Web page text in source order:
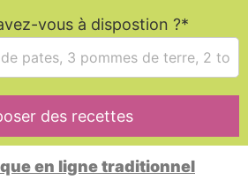
vous à dispostion ?*
des recettes
en ligne traditionnel